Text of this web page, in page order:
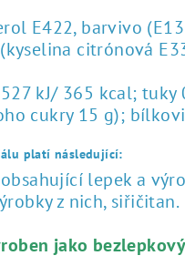
E422, barvivo
citrónová
kJ/ 365 kcal; tuky
cukry 15 g);
platí následující:
lepek a
z nich, siřičitan.
jako